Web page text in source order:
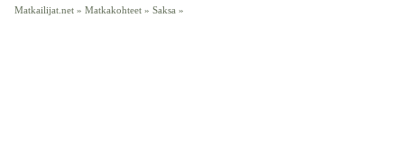
Matkailijat.net » Matkakohteet » Saksa »